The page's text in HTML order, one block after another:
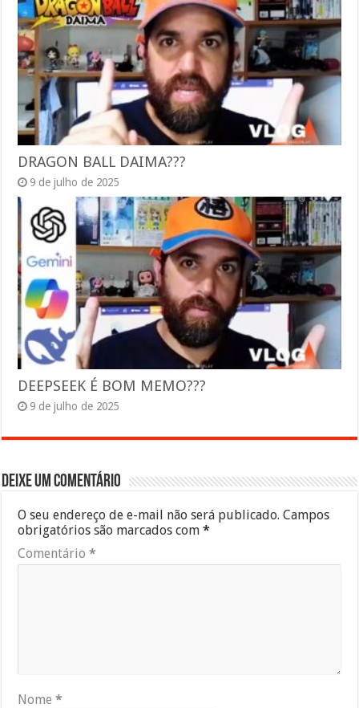
DRAGON BALL DAIMA???
9 de julho de 2025
DEEPSEEK É BOM MEMO???
9 de julho de 2025
Deixe um comentário
O seu endereço de e-mail não será publicado. Campos
obrigatórios são marcados com*
Comentário*
Nome*